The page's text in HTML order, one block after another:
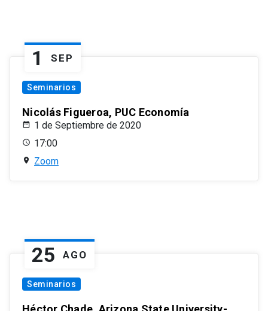
1 SEP
Seminarios
Nicolás Figueroa, PUC Economía
1 de Septiembre de 2020
17:00
Zoom
25 AGO
Seminarios